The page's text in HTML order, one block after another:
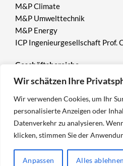
Wir schätzen Ihre
Wir verwenden Cookies, um Ihr
personalisierte Anzeigen oder
Datenverkehr zu analysieren.
klicken, stimmen Sie der
Anpassen Alles ablehnen
Geschäftsbereiche
Bergbau
Geotechnik
M&P Climate
M&P Umwelttechnik
M&P Energy
ICP Ingenieurgesellschaft Prof.